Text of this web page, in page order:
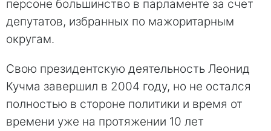
персоне большинство в парламенте за счет
депутатов, избранных по мажоритарным
округам.
Свою президентскую деятельность Леонид
Кучма завершил в 2004 году, но не остался
полностью в стороне политики и время от
времени уже на протяжении 10 лет